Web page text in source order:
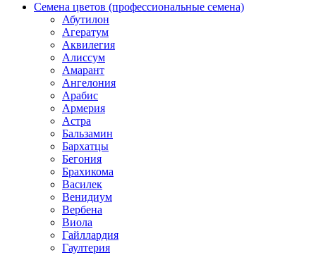
Семена цветов (профессиональные семена)
Абутилон
Агератум
Аквилегия
Алиссум
Амарант
Ангелония
Арабис
Армерия
Астра
Бальзамин
Бархатцы
Бегония
Брахикома
Василек
Венидиум
Вербена
Виола
Гайллардия
Гаултерия